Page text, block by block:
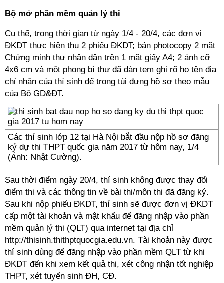
Bộ mở phần mềm quản lý thi
Cụ thể, trong thời gian từ ngày 1/4 - 20/4, các đơn vị
ĐKDT thực hiện thu 2 phiếu ĐKDT; bản photocopy 2 mặt
Chứng minh thư nhân dân trên 1 mặt giấy A4; 2 ảnh cỡ
4x6 cm và một phong bì thư đã dán tem ghi rõ họ tên địa
chỉ nhận của thí sinh để trong túi đựng hồ sơ theo mẫu
của Bộ GD&ĐT.
Các thí sinh lớp 12 tại Hà Nội bắt đầu nộp hồ sơ đăng
ký dự thi THPT quốc gia năm 2017 từ hôm nay, 1/4
(Ảnh: Nhật Cường).
Sau thời điểm ngày 20/4, thí sinh không được thay đổi
điểm thi và các thông tin về bài thi/môn thi đã đăng ký.
Sau khi nộp phiếu ĐKDT, thí sinh sẽ được đơn vị ĐKDT
cấp một tài khoản và mật khẩu để đăng nhập vào phần
mềm quản l‎ý thi (QLT) qua internet tại địa chỉ
http://thisinh.thithptquocgia.edu.vn. Tài khoản này được
thí sinh dùng để đăng nhập vào phần mềm QLT từ khi
ĐKDT đến khi xem kết quả thi, xét công nhận tốt nghiệp
THPT, xét tuyển sinh ĐH, CĐ.